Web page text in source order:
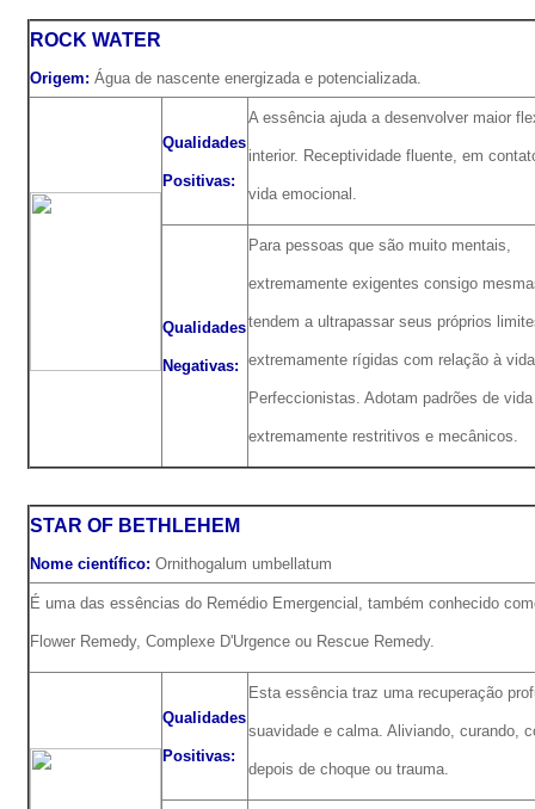
ROCK WATER
Origem: Água de nascente energizada e potencializada.
Qualidades
Positivas:
A essência ajuda a desenvolver maior
interior. Receptividade fluente, em
vida emocional.
Qualidades
Negativas:
Para pessoas que são muito mentais,
extremamente exigentes consigo
tendem a ultrapassar seus próprios
extremamente rígidas com relação à
Perfeccionistas. Adotam padrões de
extremamente restritivos e mecânicos.
STAR OF BETHLEHEM
Nome científico: Ornithogalum umbellatum
É uma das essências do Remédio Emergencial, também conhecido
Flower Remedy, Complexe D'Urgence ou Rescue Remedy.
Qualidades
Positivas:
Esta essência traz uma recuperação
suavidade e calma. Aliviando, curando,
depois de choque ou trauma.